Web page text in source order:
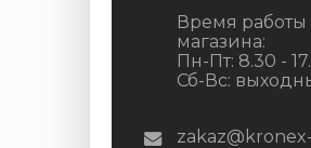
Время работы
магазина:
Пн-Пт: 8.30 -
Сб-Вс: